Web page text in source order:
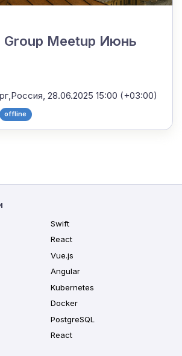
Group Meetup Июнь
28.06.2025 15:00 (+03:00)
offline
Swift
React
Vue.js
Angular
Kubernetes
Docker
PostgreSQL
React